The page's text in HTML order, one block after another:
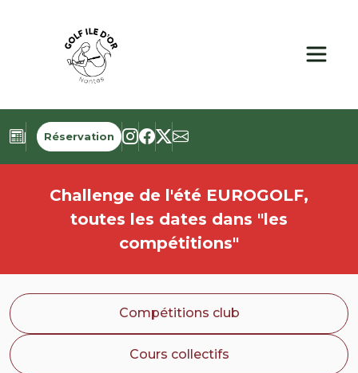
Réservation
Challenge de l'été EUROGOLF,
toutes les dates dans "les
compétitions"
Compétitions club
Cours collectifs